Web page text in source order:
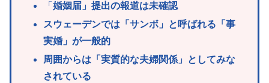
「婚姻届」提出の報道は未確認
スウェーデンでは「サンボ」と呼ばれる「事
実婚」が一般的
周囲からは「実質的な夫婦関係」としてみな
されている